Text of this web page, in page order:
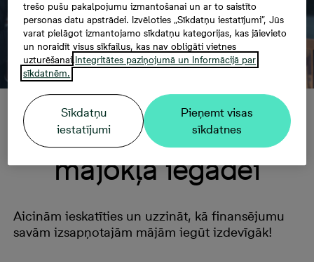
Valsts garantijas
mājokļa iegādei
Aicinām ieskatīties un uzzināt, kā finansējumu
savām izsapņotajām mājām iegūt izdevīgāk!
trešo pušu pakalpojumu izmantošanai un ar to saistīto
personas datu apstrādei. Izvēloties „Sīkdatņu iestatījumi”, Jūs
varat pielāgot izmantojamo sīkdatņu kategorijas, kas jāievieto
un noraidīt visus sīkfailus, kas nav obligāti vietnes
uzturēšanai.Integritātes paziņojumā un Informācijā par
sīkdatnēm.
Sīkdatņu
iestatījumi
Pieņemt visas
sīkdatnes